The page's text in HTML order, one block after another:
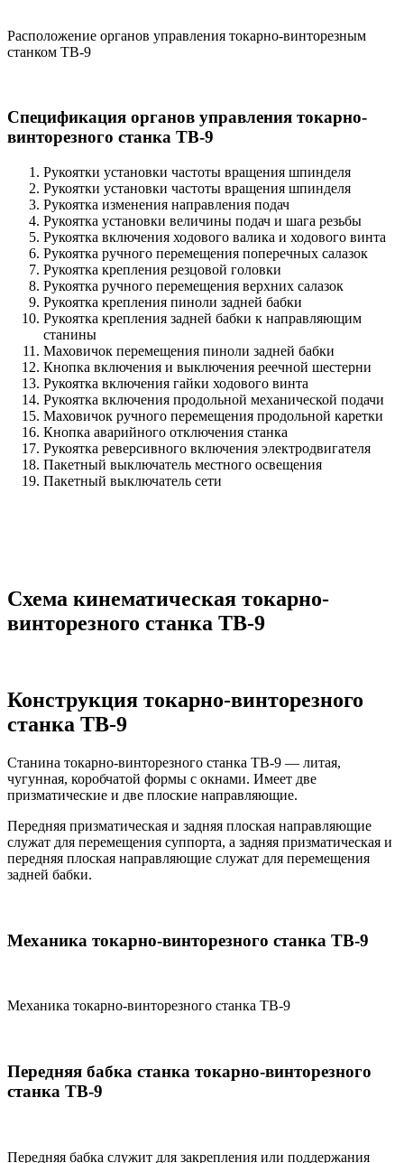
Расположение органов управления токарно-винторезным
станком ТВ-9
Спецификация органов управления токарно-
винторезного станка ТВ-9
Рукоятки установки частоты вращения шпинделя
Рукоятки установки частоты вращения шпинделя
Рукоятка изменения направления подач
Рукоятка установки величины подач и шага резьбы
Рукоятка включения ходового валика и ходового винта
Рукоятка ручного перемещения поперечных салазок
Рукоятка крепления резцовой головки
Рукоятка ручного перемещения верхних салазок
Рукоятка крепления пиноли задней бабки
Рукоятка крепления задней бабки к направляющим
станины
Маховичок перемещения пиноли задней бабки
Кнопка включения и выключения реечной шестерни
Рукоятка включения гайки ходового винта
Рукоятка включения продольной механической подачи
Маховичок ручного перемещения продольной каретки
Кнопка аварийного отключения станка
Рукоятка реверсивного включения электродвигателя
Пакетный выключатель местного освещения
Пакетный выключатель сети
Схема кинематическая токарно-
винторезного станка ТВ-9
Конструкция токарно-винторезного
станка ТВ-9
Станина токарно-винторезного станка ТВ-9 — литая,
чугунная, коробчатой формы с окнами. Имеет две
призматические и две плоские направляющие.
Передняя призматическая и задняя плоская направляющие
служат для перемещения суппорта, а задняя призматическая и
передняя плоская направляющие служат для перемещения
задней бабки.
Механика токарно-винторезного станка ТВ-9
Механика токарно-винторезного станка ТВ-9
Передняя бабка станка токарно-винторезного
станка ТВ-9
Передняя бабка служит для закрепления или поддержания